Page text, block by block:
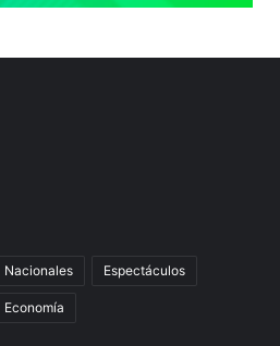
Nacionales Espectáculos
Economía